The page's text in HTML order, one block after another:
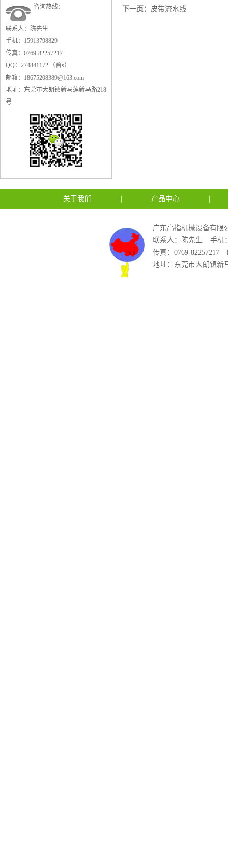
咨询热线：
联系人：陈先生
手机：15913798829
传真：0769-82257217
QQ：274841172 （曾s）
邮箱：18675208389@163.com
地址：东莞市大朗镇新马莲新马路218
号
下一页： 皮带流水线
关于我们 产品中心
广东高指机械设备有限
联系人：陈先生
手机
传真：0769-82257217
地址：东莞市大朗镇新